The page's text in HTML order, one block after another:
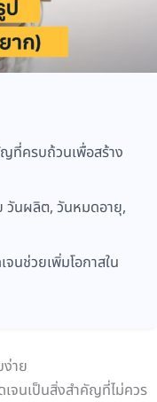
ที่ครบถ้วนเพื่อสร้าง
วันผลิต, วันหมดอายุ,
นช่วยเพิ่มโอกาสใน
าย
เจนเป็นสิ่งสำคัญที่ไม่ควร